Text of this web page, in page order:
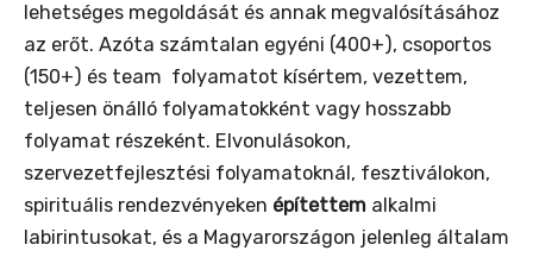
lehetséges megoldását és annak megvalósításához
az erőt. Azóta számtalan egyéni (400+), csoportos
(150+) és team folyamatot kísértem, vezettem,
teljesen önálló folyamatokként vagy hosszabb
folyamat részeként. Elvonulásokon,
szervezetfejlesztési folyamatoknál, fesztiválokon,
spirituális rendezvényeken építettem alkalmi
labirintusokat, és a Magyarországon jelenleg általam